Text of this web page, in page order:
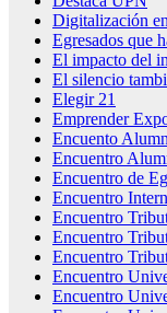
Digitalización
Egresados que
El impacto del
El silencio
Elegir 21
Emprender
Encuento
Encuentro
Encuentro de
Encuentro
Encuentro
Encuentro
Encuentro
Encuentro
Encuentro